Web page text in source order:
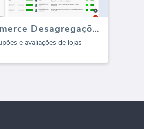
WooCommerce Desagregações / Avaliações (Relatório)
e avaliações de lojas